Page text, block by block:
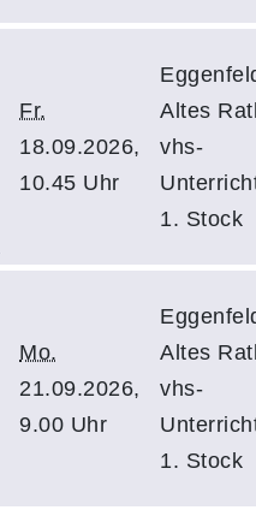
Fr.
18.09.2026,
10.45 Uhr
Altes
vhs-
1. Stock
Mo.
21.09.2026,
9.00 Uhr
Altes
vhs-
1. Stock